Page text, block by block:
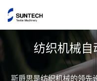
纺织机械
斯爵思是纺织机械的领先